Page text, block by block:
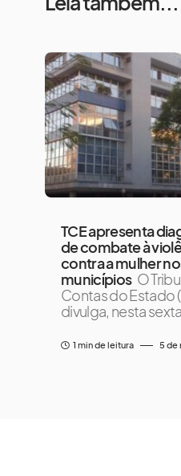
TCE apresenta
de combate à
contra a mulher
municípios O
Contas do Estado
divulga, nesta
1 min de leitura 5 de